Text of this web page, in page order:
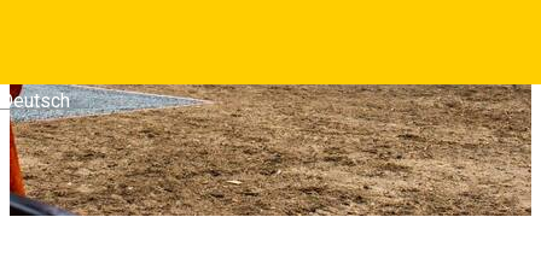
Deutsch